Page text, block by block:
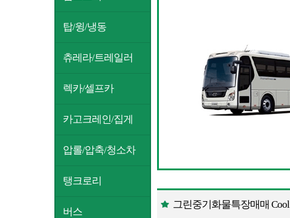
탑/윙/냉동
츄레라/트레일러
렉카/셀프카
카고크레인/집게
압롤/압축/청소차
탱크로리
버스
그린중기화물특장매매 Cool